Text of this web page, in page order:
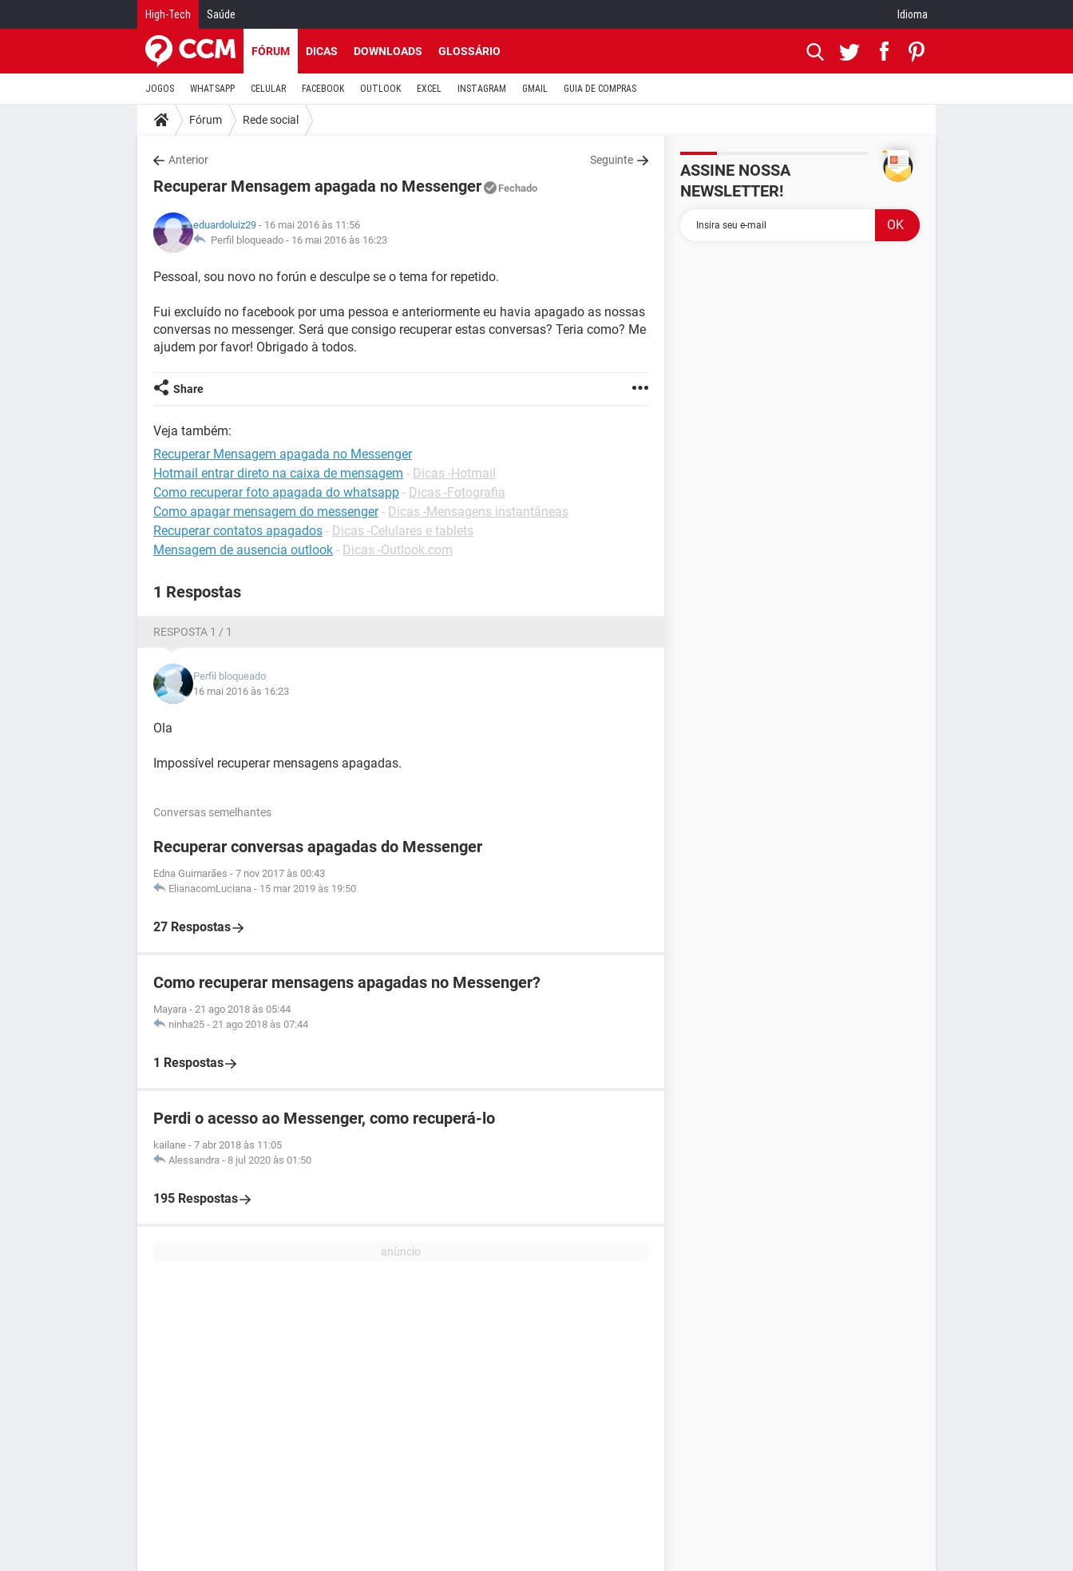
High-Tech Saúde Idioma
FÓRUM DICAS DOWNLOADS GLOSSÁRIO
JOGOS WHATSAPP CELULAR FACEBOOK OUTLOOK EXCEL INSTAGRAM GMAIL GUIA DE COMPRAS
Fórum Rede social
Anterior Seguinte
Recuperar Mensagem apagada no Messenger Fechado
eduardoluiz29 - 16 mai 2016 às 11:56
Perfil bloqueado - 16 mai 2016 às 16:23
Pessoal, sou novo no forún e desculpe se o tema for repetido.
Fui excluído no facebook por uma pessoa e anteriormente eu havia apagado as nossas
conversas no messenger. Será que consigo recuperar estas conversas? Teria como? Me
ajudem por favor! Obrigado à todos.
Share
Veja também:
Recuperar Mensagem apagada no Messenger
Hotmail entrar direto na caixa de mensagem - Dicas -Hotmail
Como recuperar foto apagada do whatsapp - Dicas -Fotografia
Como apagar mensagem do messenger - Dicas -Mensagens instantâneas
Recuperar contatos apagados - Dicas -Celulares e tablets
Mensagem de ausencia outlook - Dicas -Outlook.com
1 Respostas
RESPOSTA 1 / 1
Perfil bloqueado
16 mai 2016 às 16:23
Ola
Impossível recuperar mensagens apagadas.
Conversas semelhantes
Recuperar conversas apagadas do Messenger
Edna Guimarães - 7 nov 2017 às 00:43
ElianacomLuciana - 15 mar 2019 às 19:50
27 Respostas
Como recuperar mensagens apagadas no Messenger?
Mayara - 21 ago 2018 às 05:44
ninha25 - 21 ago 2018 às 07:44
1 Respostas
Perdi o acesso ao Messenger, como recuperá-lo
kailane - 7 abr 2018 às 11:05
Alessandra - 8 jul 2020 às 01:50
195 Respostas
ASSINE NOSSA
NEWSLETTER!